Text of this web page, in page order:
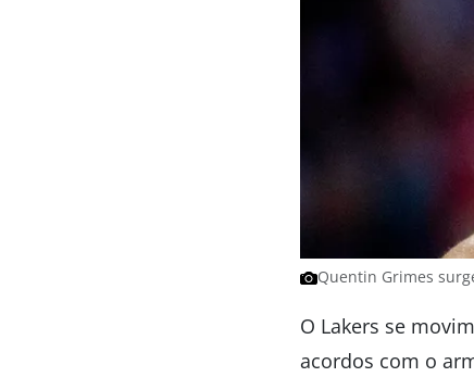
Quentin Grimes
O Lakers se
acordos com o